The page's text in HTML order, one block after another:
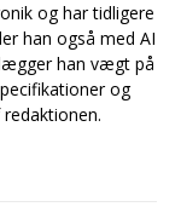
og har tidligere
han også med AI
han vægt på
og